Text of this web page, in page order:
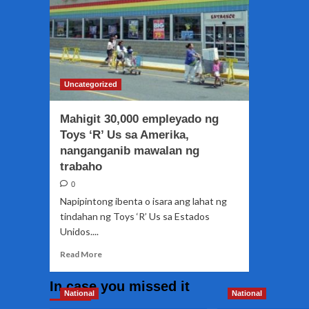
Uncategorized
Mahigit 30,000 empleyado ng
Toys ‘R’ Us sa Amerika,
nanganganib mawalan ng
trabaho
0
Napipintong ibenta o isara ang lahat ng
tindahan ng Toys ‘R’ Us sa Estados
Unidos....
Read MoreRead
Mahigit
In case you missed it
National National